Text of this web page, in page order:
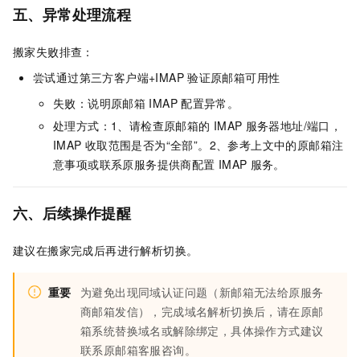
五、异常处理流程
搬家失败排查：
尝试通过第三方客户端+IMAP 验证原邮箱可用性
失败：说明原邮箱 IMAP 配置异常。
处理方式：1、请检查原邮箱的 IMAP 服务器地址/端口，
IMAP 收取范围是否为“全部”。2、参考上文中的原邮箱注
意事项或联系原服务提供商配置 IMAP 服务。
六、后续操作提醒
建议在搬家完成后再进行解析切换。
重要
为避免出现同域认证问题（新邮箱无法给原服务
商邮箱发信），完成域名解析切换后，请在原邮
箱系统替换域名或解除绑定，具体操作方式建议
联系原邮箱客服咨询。